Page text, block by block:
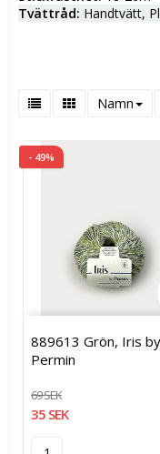
Tvättråd: Handtvätt,
Namn
- 49%
889613 Grön, Iris by
Permin
69 SEK
35 SEK